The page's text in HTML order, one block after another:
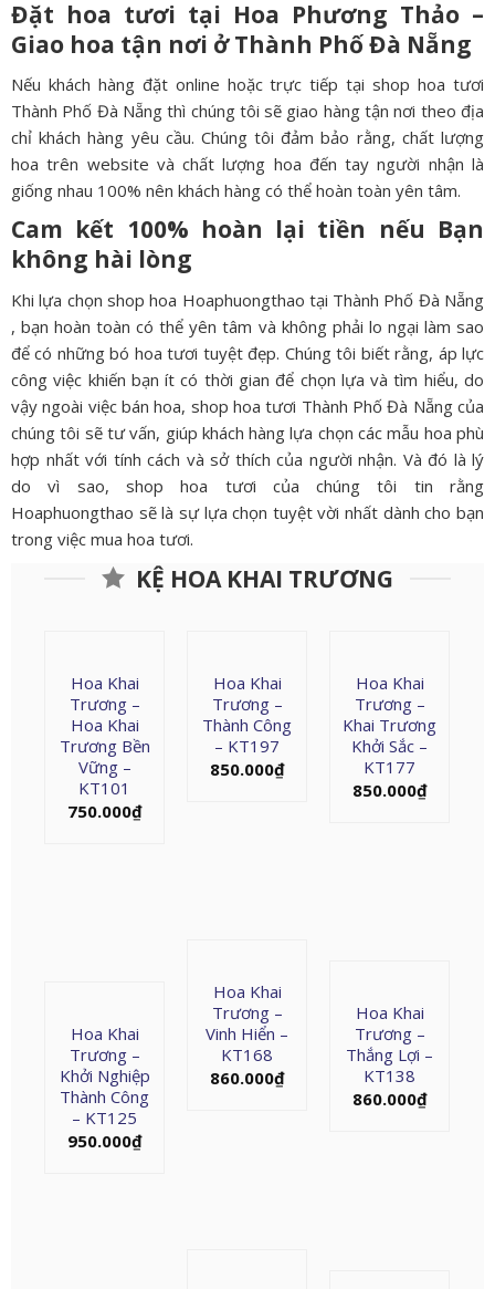
Đặt hoa tươi tại Hoa Phương Thảo –
Giao hoa tận nơi ởThành Phố Đà Nẵng
Nếu khách hàng đặt online hoặc trực tiếp tại shop hoa tươi
Thành Phố Đà Nẵng thì chúng tôi sẽ giao hàng tận nơi theo địa
chỉ khách hàng yêu cầu. Chúng tôi đảm bảo rằng, chất lượng
hoa trên website và chất lượng hoa đến tay người nhận là
giống nhau 100% nên khách hàng có thể hoàn toàn yên tâm.
Cam kết 100% hoàn lại tiền nếu Bạn
không hài lòng
Khi lựa chọn shop hoa Hoaphuongthao tại Thành Phố Đà Nẵng
, bạn hoàn toàn có thể yên tâm và không phải lo ngại làm sao
để có những bó hoa tươi tuyệt đẹp. Chúng tôi biết rằng, áp lực
công việc khiến bạn ít có thời gian để chọn lựa và tìm hiểu, do
vậy ngoài việc bán hoa, shop hoa tươi Thành Phố Đà Nẵng của
chúng tôi sẽ tư vấn, giúp khách hàng lựa chọn các mẫu hoa phù
hợp nhất với tính cách và sở thích của người nhận. Và đó là lý
do vì sao, shop hoa tươi của chúng tôi tin rằng
Hoaphuongthao sẽ là sự lựa chọn tuyệt vời nhất dành cho bạn
trong việc mua hoa tươi.
KỆ HOA KHAI TRƯƠNG
Hoa Khai
Trương –
Hoa Khai
Trương Bền
Vững –
KT101
750.000₫
Hoa Khai
Trương –
Thành Công
– KT197
850.000₫
Hoa Khai
Trương –
Khai Trương
Khởi Sắc –
KT177
850.000₫
Hoa Khai
Trương –
Vinh Hiển –
KT168
860.000₫
Hoa Khai
Trương –
Thắng Lợi –
KT138
860.000₫
Hoa Khai
Trương –
Khởi Nghiệp
Thành Công
– KT125
950.000₫